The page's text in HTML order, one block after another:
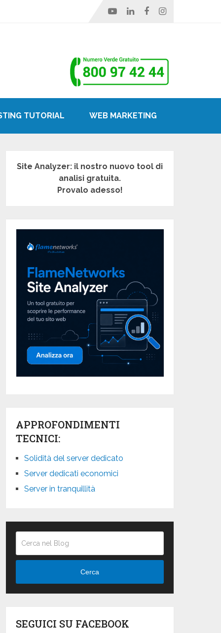
TUTORIAL WEB MARKETING
Site Analyzer: il nostro nuovo tool di
analisi gratuita.
Provalo adesso!
APPROFONDIMENTI
TECNICI:
Solidità del server dedicato
Server dedicati economici
Server in tranquillità
Cerca
SEGUICI SU FACEBOOK